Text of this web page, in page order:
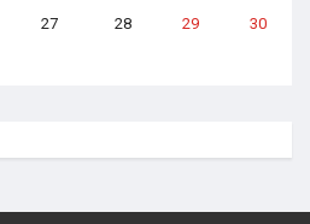
27 28 29 30